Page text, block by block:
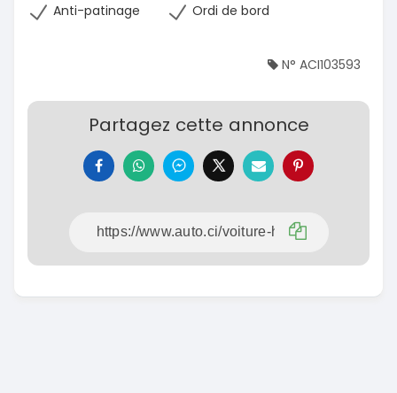
Anti-patinage
Ordi de bord
N° ACI103593
Partagez cette annonce